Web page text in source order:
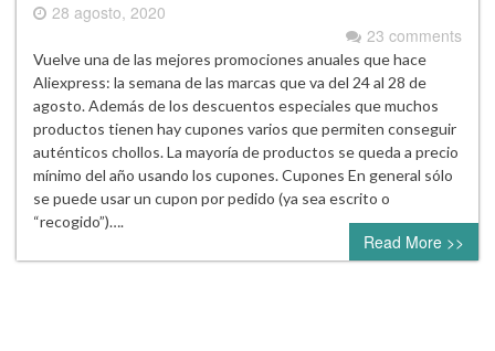
28 agosto, 2020
23 comments
Vuelve una de las mejores promociones anuales que hace
Aliexpress: la semana de las marcas que va del 24 al 28 de
agosto. Además de los descuentos especiales que muchos
productos tienen hay cupones varios que permiten conseguir
auténticos chollos. La mayoría de productos se queda a precio
mínimo del año usando los cupones. Cupones En general sólo
se puede usar un cupon por pedido (ya sea escrito o
“recogido”)….
Read More >>